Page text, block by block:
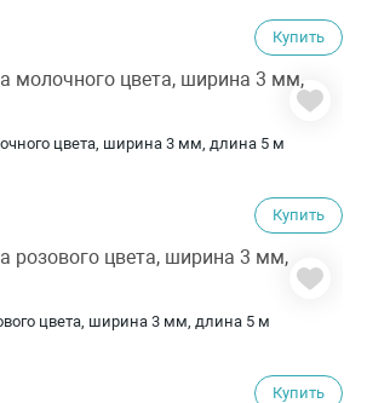
Купить
цвета, ширина 3 мм, длина 5 м
Купить
цвета, ширина 3 мм, длина 5 м
Купить